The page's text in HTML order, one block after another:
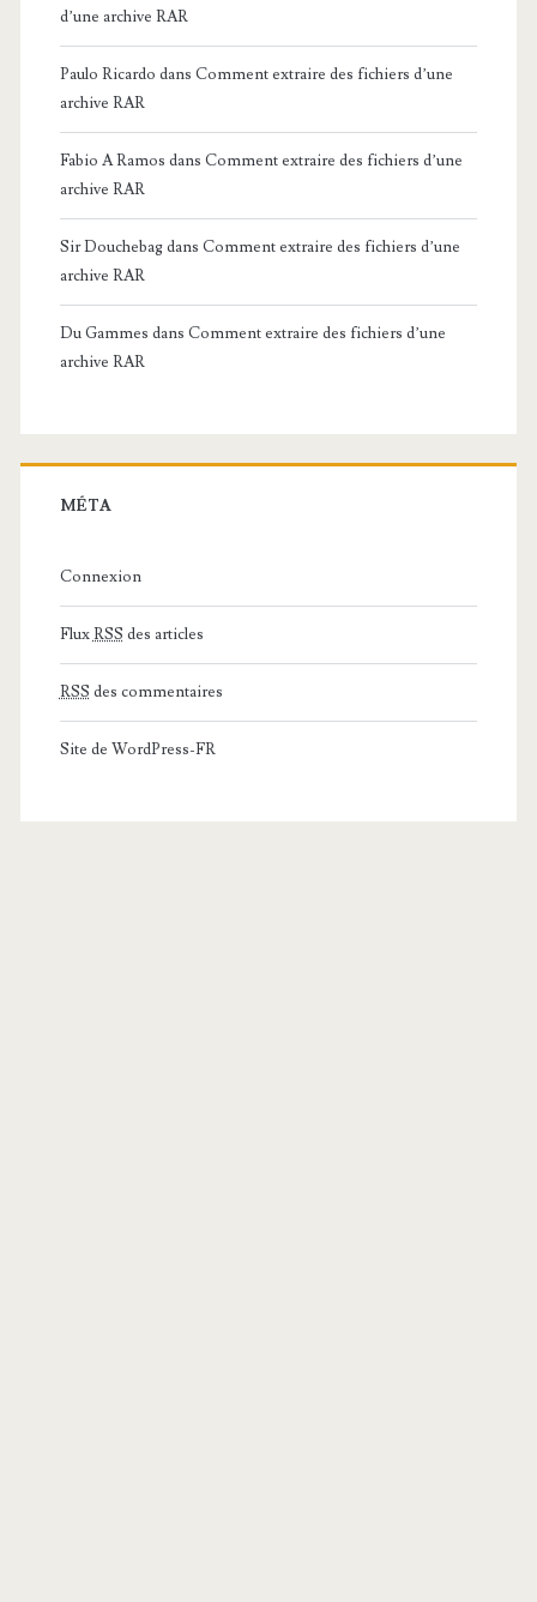
d’une archive RAR
Paulo Ricardo dans Comment extraire des fichiers d’une
archive RAR
Fabio A Ramos dans Comment extraire des fichiers d’une
archive RAR
Sir Douchebagdans Comment extraire des fichiers d’une
archive RAR
Du Gammes dans Comment extraire des fichiers d’une
archive RAR
MÉTA
Connexion
FluxRSS des articles
RSS des commentaires
Site de WordPress-FR